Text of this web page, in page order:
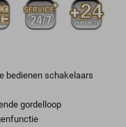
bedienen schakelaars
gordelloop